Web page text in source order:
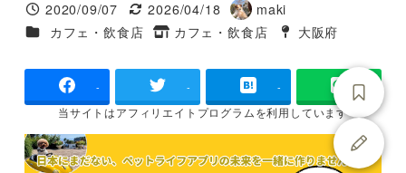
投稿日
2020/09/07
更新日
2026/04/18
著
者
maki
施設ジャンル
カフェ・飲食店
タグ
カフェ・飲食店
タグ
大阪府
- - -
当サイトはアフィリエイトプログラムを利用しています